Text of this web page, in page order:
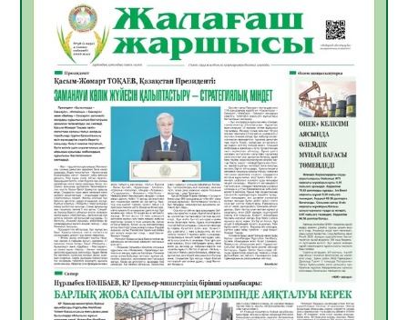
06.08.2026
Инфекциялық ауруларға қарсы иммундау
жұмыстарының тиімділігі
06.08.2026
33
Көкжөтел ауруы туралы
06.08.2026
30
АПВ вакцинасы туралы мәлімет
06.08.2026
31
Open Air: Қызылорда облысы полиция
департаменті 20 мыңнан астам
көрерменнің қауіпсіздігін қамтамасыз етті
06.08.2026
41